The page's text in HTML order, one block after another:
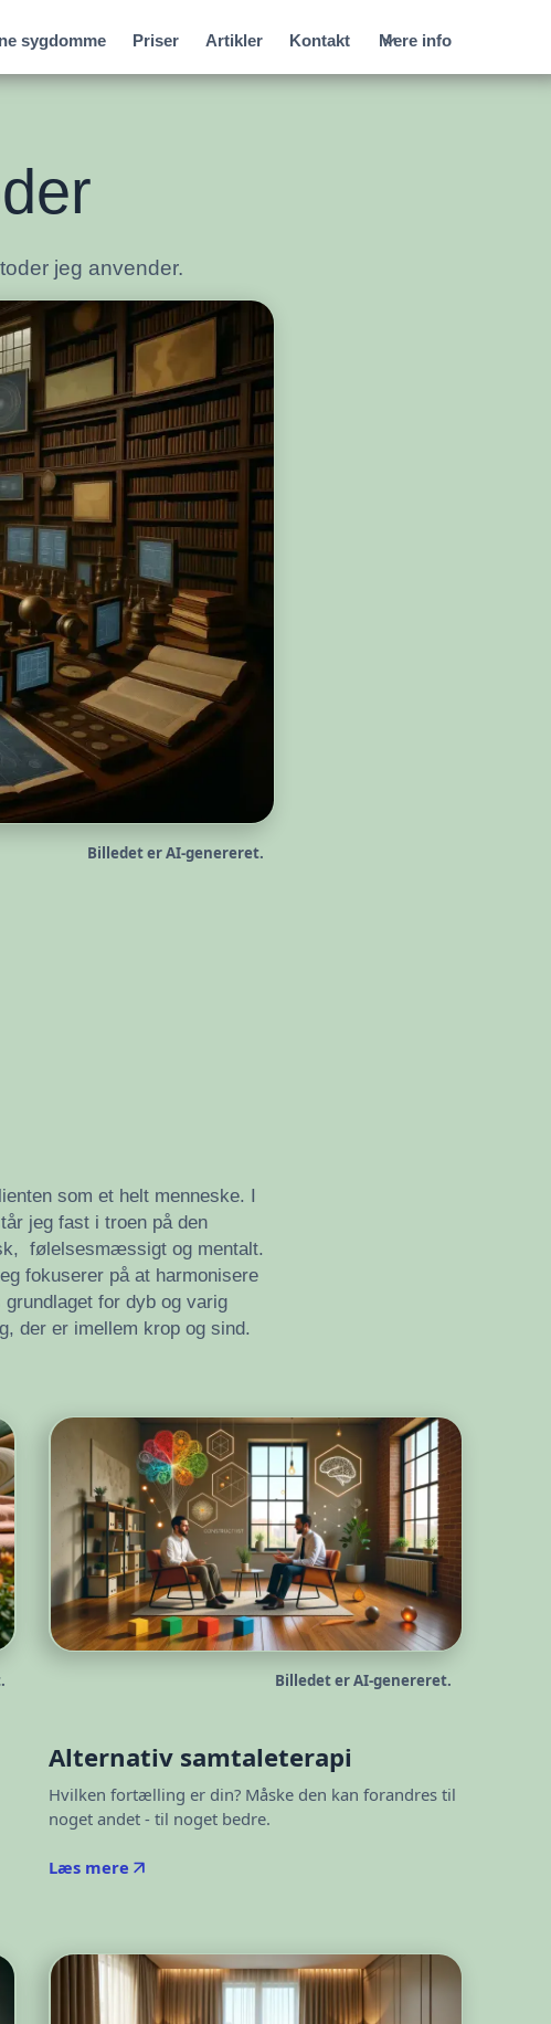
sygdomme Priser Artikler Kontakt Mere info
jeg anvender.
Billedet er AI-genereret.
som et helt menneske. I
jeg fast i troen på den
følelsesmæssigt og mentalt.
fokuserer på at harmonisere
for dyb og varig
der er imellem krop og sind.
Billedet er AI-genereret.
Alternativ samtaleterapi
Hvilken fortælling er din? Måske den kan forandres til
noget andet - til noget bedre.
Læs mere